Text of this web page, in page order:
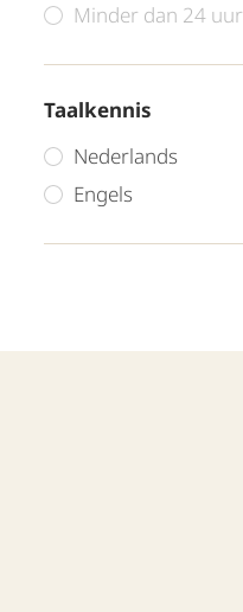
Minder dan 24 uur
Taalkennis
Nederlands
Engels